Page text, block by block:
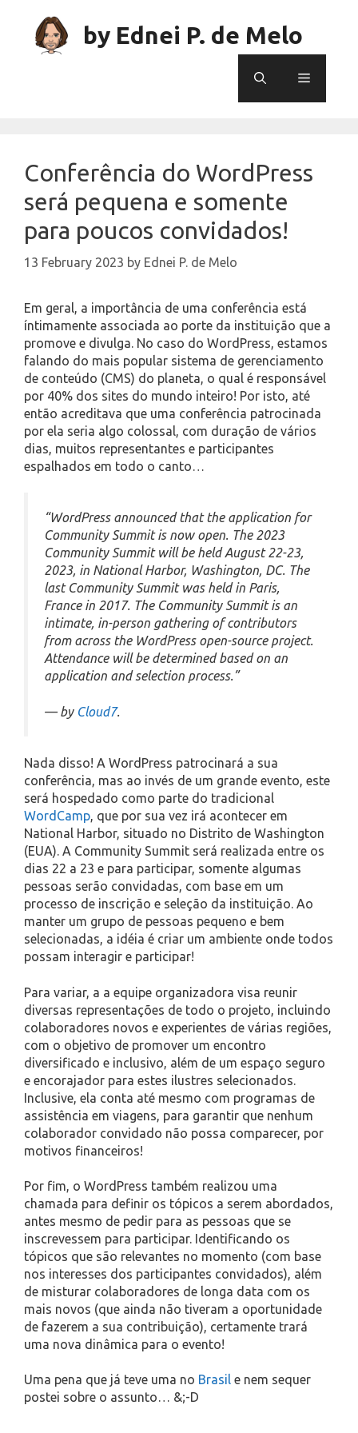
content
by Ednei P. de Melo
Menu
Conferência do WordPress
será pequena e somente
para poucos convidados!
13 February 2023 by Ednei P. de Melo
Em geral, a importância de uma conferência está
íntimamente associada ao porte da instituição que a
promove e divulga. No caso do WordPress, estamos
falando do mais popular sistema de gerenciamento
de conteúdo (CMS) do planeta, o qual é responsável
por 40% dos sites do mundo inteiro! Por isto, até
então acreditava que uma conferência patrocinada
por ela seria algo colossal, com duração de vários
dias, muitos representantes e participantes
espalhados em todo o canto…
“WordPress announced that the application for
Community Summit is now open. The 2023
Community Summit will be held August 22-23,
2023, in National Harbor, Washington, DC. The
last Community Summit was held in Paris,
France in 2017. The Community Summit is an
intimate, in-person gathering of contributors
from across the WordPress open-source project.
Attendance will be determined based on an
application and selection process.”
— by Cloud7.
Nada disso! A WordPress patrocinará a sua
conferência, mas ao invés de um grande evento, este
será hospedado como parte do tradicional
WordCamp, que por sua vez irá acontecer em
National Harbor, situado no Distrito de Washington
(EUA). A Community Summit será realizada entre os
dias 22 a 23 e para participar, somente algumas
pessoas serão convidadas, com base em um
processo de inscrição e seleção da instituição. Ao
manter um grupo de pessoas pequeno e bem
selecionadas, a idéia é criar um ambiente onde todos
possam interagir e participar!
Para variar, a a equipe organizadora visa reunir
diversas representações de todo o projeto, incluindo
colaboradores novos e experientes de várias regiões,
com o objetivo de promover um encontro
diversificado e inclusivo, além de um espaço seguro
e encorajador para estes ilustres selecionados.
Inclusive, ela conta até mesmo com programas de
assistência em viagens, para garantir que nenhum
colaborador convidado não possa comparecer, por
motivos financeiros!
Por fim, o WordPress também realizou uma
chamada para definir os tópicos a serem abordados,
antes mesmo de pedir para as pessoas que se
inscrevessem para participar. Identificando os
tópicos que são relevantes no momento (com base
nos interesses dos participantes convidados), além
de misturar colaboradores de longa data com os
mais novos (que ainda não tiveram a oportunidade
de fazerem a sua contribuição), certamente trará
uma nova dinâmica para o evento!
Uma pena que já teve uma no Brasil e nem sequer
postei sobre o assunto… &;-D